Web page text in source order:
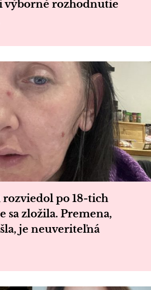
výborné rozhodnutie
rozviedol po 18-tich
sa zložila. Premena,
je neuveriteľná